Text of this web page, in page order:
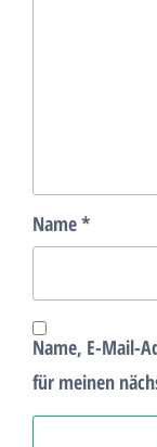
Name*
Name, E-Mail-
für meinen